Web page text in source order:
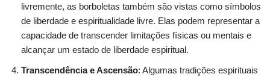
livremente, as borboletas também são vistas como símbolos
de liberdade e espiritualidade livre. Elas podem representar a
capacidade de transcender limitações físicas ou mentais e
alcançar um estado de liberdade espiritual.
Transcendência e Ascensão: Algumas tradições espirituais